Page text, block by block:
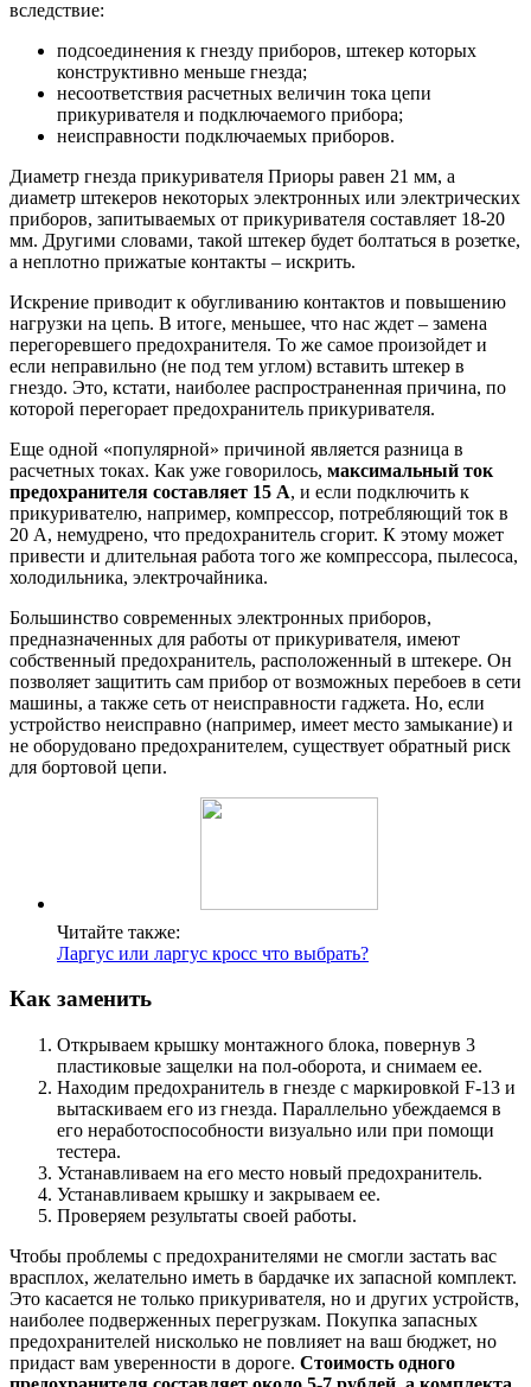
вследствие:
подсоединения к гнезду приборов, штекер которых
конструктивно меньше гнезда;
несоответствия расчетных величин тока цепи
прикуривателя и подключаемого прибора;
неисправности подключаемых приборов.
Диаметр гнезда прикуривателя Приоры равен 21 мм, а
диаметр штекеров некоторых электронных или электрических
приборов, запитываемых от прикуривателя составляет 18-20
мм. Другими словами, такой штекер будет болтаться в розетке,
а неплотно прижатые контакты – искрить.
Искрение приводит к обугливанию контактов и повышению
нагрузки на цепь. В итоге, меньшее, что нас ждет – замена
перегоревшего предохранителя. То же самое произойдет и
если неправильно (не под тем углом) вставить штекер в
гнездо. Это, кстати, наиболее распространенная причина, по
которой перегорает предохранитель прикуривателя.
Еще одной «популярной» причиной является разница в
расчетных токах. Как уже говорилось, максимальный ток
предохранителя составляет 15 А, и если подключить к
прикуривателю, например, компрессор, потребляющий ток в
20 А, немудрено, что предохранитель сгорит. К этому может
привести и длительная работа того же компрессора, пылесоса,
холодильника, электрочайника.
Большинство современных электронных приборов,
предназначенных для работы от прикуривателя, имеют
собственный предохранитель, расположенный в штекере. Он
позволяет защитить сам прибор от возможных перебоев в сети
машины, а также сеть от неисправности гаджета. Но, если
устройство неисправно (например, имеет место замыкание) и
не оборудовано предохранителем, существует обратный риск
для бортовой цепи.
Читайте также:
Ларгус или ларгус кросс что выбрать?
Как заменить
Открываем крышку монтажного блока, повернув 3
пластиковые защелки на пол-оборота, и снимаем ее.
Находим предохранитель в гнезде с маркировкой F-13 и
вытаскиваем его из гнезда. Параллельно убеждаемся в
его неработоспособности визуально или при помощи
тестера.
Устанавливаем на его место новый предохранитель.
Устанавливаем крышку и закрываем ее.
Проверяем результаты своей работы.
Чтобы проблемы с предохранителями не смогли застать вас
врасплох, желательно иметь в бардачке их запасной комплект.
Это касается не только прикуривателя, но и других устройств,
наиболее подверженных перегрузкам. Покупка запасных
предохранителей нисколько не повлияет на ваш бюджет, но
придаст вам уверенности в дороге. Стоимость одного